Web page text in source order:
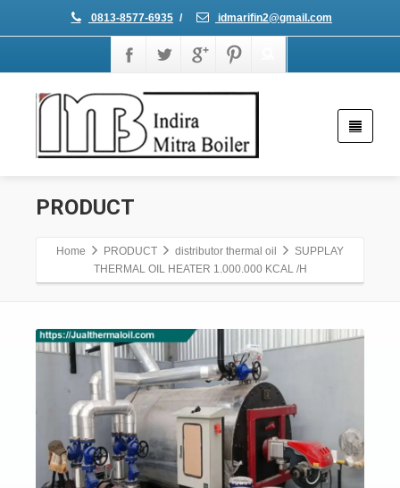
0813-8577-6935 / idmarifin2@gmail.com
PRODUCT
Home PRODUCT distributor thermal oil
SUPPLAY
THERMAL OIL HEATER 1.000.000 KCAL /H